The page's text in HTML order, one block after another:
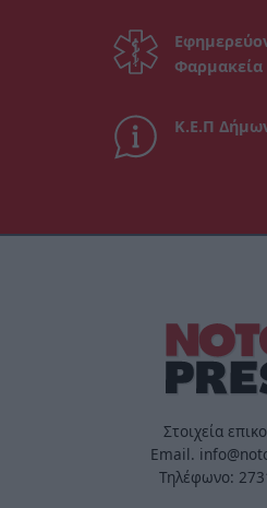
Φαρμακεία
Κ.Ε.Π
Στοιχεία
Email.
Τηλέφωνο: